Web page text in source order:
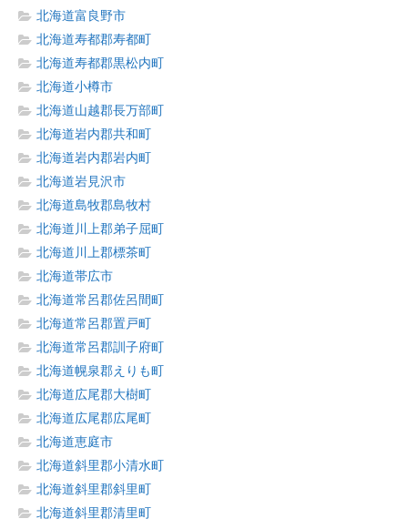
北海道富良野市
北海道寿都郡寿都町
北海道寿都郡黒松内町
北海道小樽市
北海道山越郡長万部町
北海道岩内郡共和町
北海道岩内郡岩内町
北海道岩見沢市
北海道島牧郡島牧村
北海道川上郡弟子屈町
北海道川上郡標茶町
北海道帯広市
北海道常呂郡佐呂間町
北海道常呂郡置戸町
北海道常呂郡訓子府町
北海道幌泉郡えりも町
北海道広尾郡大樹町
北海道広尾郡広尾町
北海道恵庭市
北海道斜里郡小清水町
北海道斜里郡斜里町
北海道斜里郡清里町